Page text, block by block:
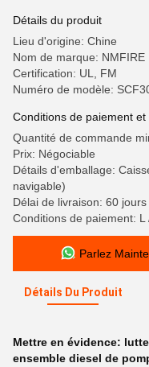
Détails du produit
Lieu d'origine: Chine
Nom de marque: NMFIRE
Certification: UL, FM
Numéro de modèle:
Conditions de paiement et
Quantité de commande
Prix: Négociable
Détails d'emballage:
navigable)
Délai de livraison: 60
Conditions de paiement: L
Parlez
Détails Du Produit
Mettre en évidence:
ensemble diesel de